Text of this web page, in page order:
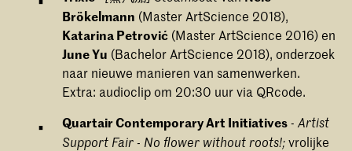
Brökelmann (Master ArtScience 2018),
Katarina Petrović (Master ArtScience 2016) en
June Yu (Bachelor ArtScience 2018), onderzoek
naar nieuwe manieren van samenwerken.
Extra: audioclip om 20:30 uur via QRcode.
Quartair Contemporary Art Initiatives-Artist
Support Fair - No flower without roots!;vrolijke